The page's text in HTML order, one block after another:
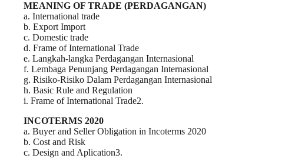
MEANING OF TRADE (PERDAGANGAN)
a. International trade
b. Export Import
c. Domestic trade
d. Frame of International Trade
e. Langkah-langka Perdagangan Internasional
f. Lembaga Penunjang Perdagangan Internasional
g. Risiko-Risiko Dalam Perdagangan Internasional
h. Basic Rule and Regulation
i. Frame of International Trade2.
INCOTERMS 2020
a. Buyer and Seller Obligation in Incoterms 2020
b. Cost and Risk
c. Design and Aplication3.